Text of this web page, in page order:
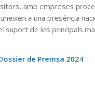
amb empreses
a una presència
suport de les principals
de Premsa 2024